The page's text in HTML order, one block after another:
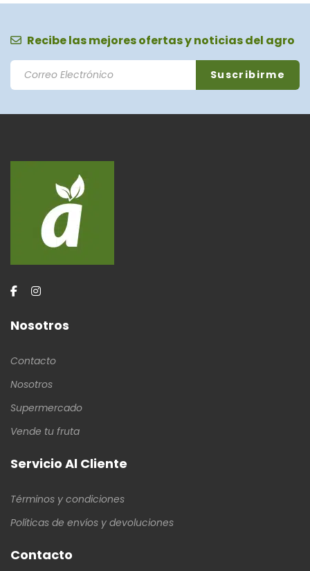
Recibe las mejores ofertas y noticias del agro
Nosotros
Contacto
Nosotros
Supermercado
Vende tu fruta
Servicio Al Cliente
Términos y condiciones
Políticas de envíos y devoluciones
Contacto